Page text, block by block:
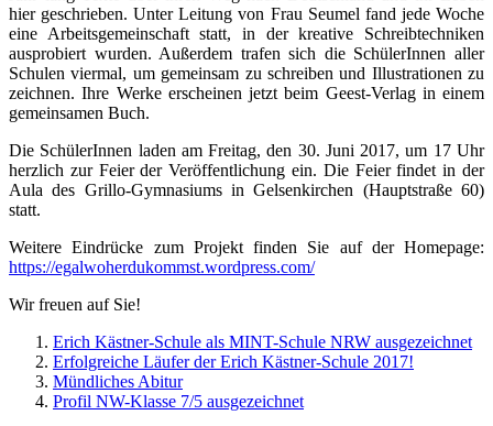
hier geschrieben. Unter Leitung von Frau Seumel fand jede Woche
eine Arbeitsgemeinschaft statt, in der kreative Schreibtechniken
ausprobiert wurden. Außerdem trafen sich die SchülerInnen aller
Schulen viermal, um gemeinsam zu schreiben und Illustrationen zu
zeichnen. Ihre Werke erscheinen jetzt beim Geest-Verlag in einem
gemeinsamen Buch.
Die SchülerInnen laden am Freitag, den 30. Juni 2017, um 17 Uhr
herzlich zur Feier der Veröffentlichung ein. Die Feier findet in der
Aula des Grillo-Gymnasiums in Gelsenkirchen (Hauptstraße 60)
statt.
Weitere Eindrücke zum Projekt finden Sie auf der Homepage:
https://egalwoherdukommst.wordpress.com/
Wir freuen auf Sie!
Erich Kästner-Schule als MINT-Schule NRW ausgezeichnet
Erfolgreiche Läufer der Erich Kästner-Schule 2017!
Mündliches Abitur
Profil NW-Klasse 7/5 ausgezeichnet